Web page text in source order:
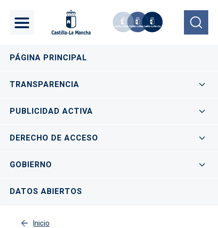
Navegación principal
PÁGINA PRINCIPAL
TRANSPARENCIA
PUBLICIDAD ACTIVA
DERECHO DE ACCESO
GOBIERNO
DATOS ABIERTOS
Inicio